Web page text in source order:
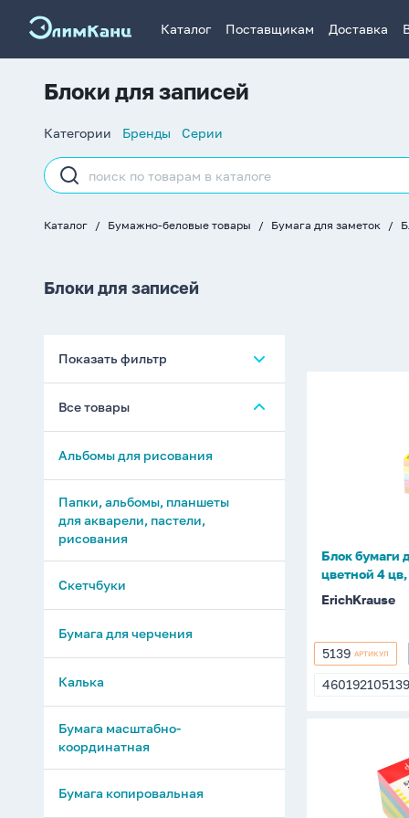
Каталог Поставщикам Доставка
Блоки для записей
Список
Категории Бренды Серии
Строка
поиска
Каталог Бумажно-беловые товары Бумага для заметок
Блоки для записей
Показать фильтр
Все товары
Альбомы для рисования
Папки, альбомы, планшеты
для акварели, пастели,
рисования
Скетчбуки
Бумага для черчения
Калька
Бумага масштабно-
координатная
Бумага копировальная
80г/
м2
Блок бумаги
цветной 4
ErichKrause
5139
5139 АРТИКУЛ